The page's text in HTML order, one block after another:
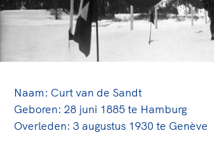
Sportonderzoek
Sportakkoord II
Game Changer
TeamNL kids
Olympische geschiedenis
Veilige en integere sport
Diversiteit en inclusie
Gezonde sportomgeving
Bekwaam sportkader
Vitale clubs en bestuurlijk kader
TeamNL Academie Kalender
Kennisaanbod TeamNL Experts
Olympische Spelen LA28
Naam: Curt van de Sandt
Geboren: 28 juni 1885 te Hamburg
Overleden: 3 augustus 1930 te Genève